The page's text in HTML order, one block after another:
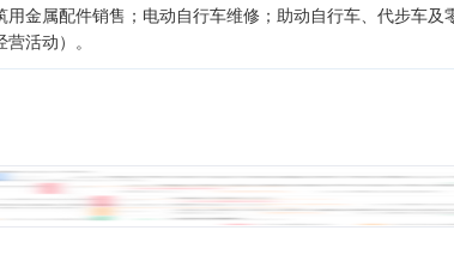
金属配件销售；电动自行车维修；助动自行车、代步车
活动）。